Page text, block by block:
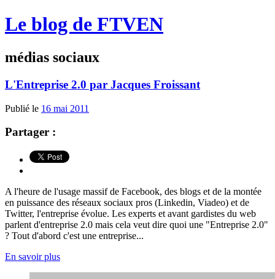
Le blog de FTVEN
médias sociaux
L'Entreprise 2.0 par Jacques Froissant
Publié le 16 mai 2011
Partager :
A l'heure de l'usage massif de Facebook, des blogs et de la montée
en puissance des réseaux sociaux pros (Linkedin, Viadeo) et de
Twitter, l'entreprise évolue. Les experts et avant gardistes du web
parlent d'entreprise 2.0 mais cela veut dire quoi une "Entreprise 2.0"
? Tout d'abord c'est une entreprise...
En savoir plus